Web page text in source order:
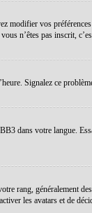
vos
n’êtes pas inscrit,
Signalez ce
dans votre langue.
rang, généralement
les avatars et de